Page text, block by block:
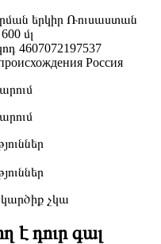
երկիր Ռուսաստան
600 մլ
4607072197537
Россия
չկա
է դուր գալ